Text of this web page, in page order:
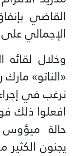
الإجمالي
وخلال لقائه
«الناتو»
نرغب في
افعلوا ذلك
حالة
يجنون